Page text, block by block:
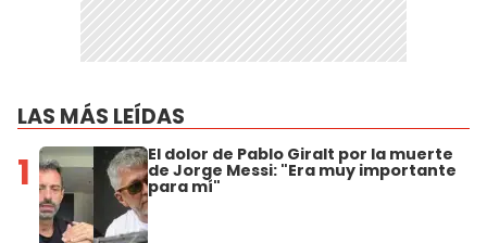
LAS MÁS LEÍDAS
1 El dolor de Pablo Giralt por la muerte
de Jorge Messi: "Era muy importante
para mí"